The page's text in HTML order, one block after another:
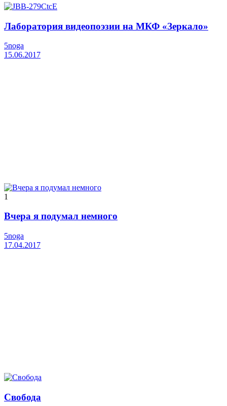
Лаборатория видеопоэзии на МКФ «Зеркало»
5noga
15.06.2017
1
Вчера я подумал немного
5noga
17.04.2017
Свобода